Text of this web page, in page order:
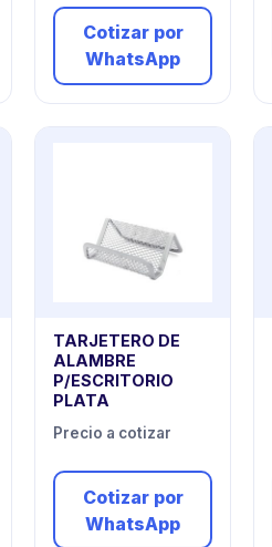
Cotizar por
WhatsApp
TARJETERO DE
ALAMBRE
P/ESCRITORIO
PLATA
Precio a cotizar
Cotizar por
WhatsApp